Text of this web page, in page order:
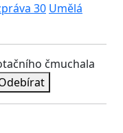
30 Umělá
čmuchala